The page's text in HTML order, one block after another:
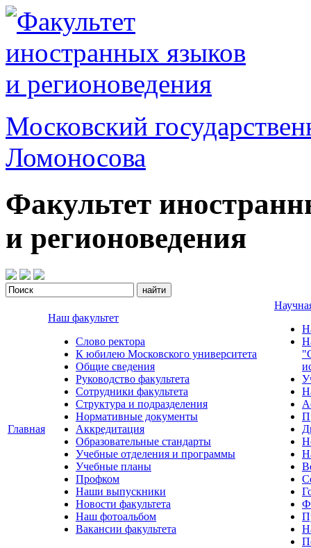
Московский
Ломоносова
Факультет
и регионоведения
Главная
Наш факультет
Слово ректора
К юбилею Московского университета
Общие сведения
Руководство факультета
Сотрудники факультета
Структура и подразделения
Нормативные документы
Аккредитация
Образовательные стандарты
Учебные отделения и программы
Учебные планы
Профком
Наши выпускники
Новости факультета
Наш фотоальбом
Вакансии факультета